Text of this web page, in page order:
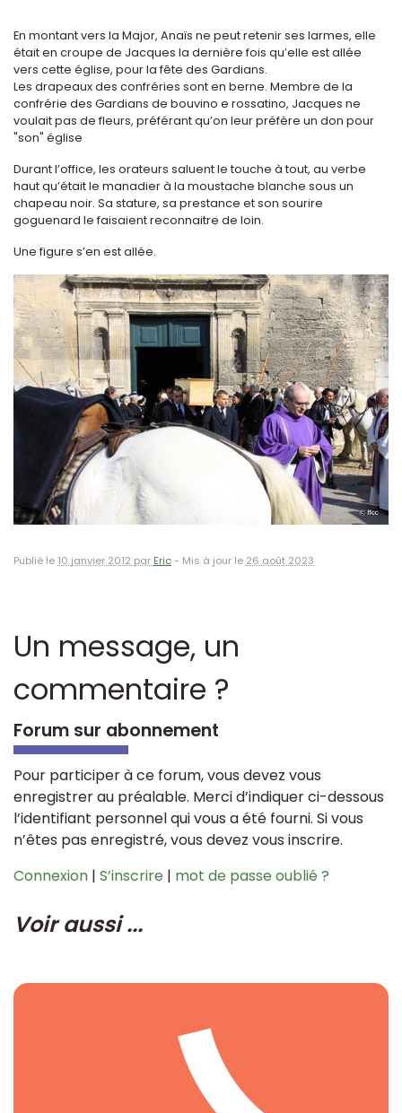
En montant vers la Major, Anaïs ne peut retenir ses larmes, elle
était en croupe de Jacques la dernière fois qu’elle est allée
vers cette église, pour la fête des Gardians.
Les drapeaux des confréries sont en berne. Membre de la
confrérie des Gardians de bouvino e rossatino, Jacques ne
voulait pas de fleurs, préférant qu’on leur préfère un don pour
"son" église
Durant l’office, les orateurs saluent le touche à tout, au verbe
haut qu’était le manadier à la moustache blanche sous un
chapeau noir. Sa stature, sa prestance et son sourire
goguenard le faisaient reconnaitre de loin.
Une figure s’en est allée.
Publié le 10 janvier 2012 par Eric- Mis à jour le 26 août 2023
Un message, un
commentaire ?
Forum sur abonnement
Pour participer à ce forum, vous devez vous
enregistrer au préalable. Merci d’indiquer ci-dessous
l’identifiant personnel qui vous a été fourni. Si vous
n’êtes pas enregistré, vous devez vous inscrire.
Connexion | S’inscrire | mot de passe oublié ?
Voir aussi ...